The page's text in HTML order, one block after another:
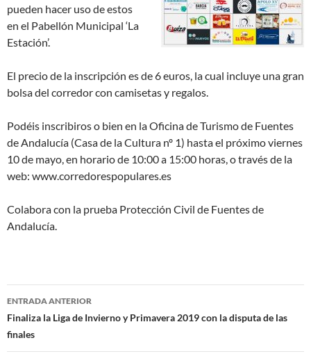
pueden hacer uso de estos
en el Pabellón Municipal ‘La
Estación’.
El precio de la inscripción es de 6 euros, la cual incluye una gran
bolsa del corredor con camisetas y regalos.
Podéis inscribiros o bien en la Oficina de Turismo de Fuentes
de Andalucía (Casa de la Cultura nº 1) hasta el próximo viernes
10 de mayo, en horario de 10:00 a 15:00 horas, o través de la
web: www.corredorespopulares.es
Colabora con la prueba Protección Civil de Fuentes de
Andalucía.
Navegación
de
entradas
ENTRADA ANTERIOR
Finaliza la Liga de Invierno y Primavera 2019 con la disputa de las
finales